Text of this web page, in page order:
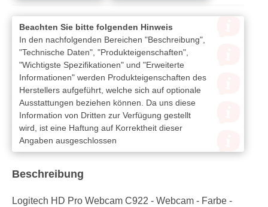
Beachten Sie bitte folgenden Hinweis
In den nachfolgenden Bereichen "Beschreibung",
"Technische Daten", "Produkteigenschaften",
"Wichtigste Spezifikationen" und "Erweiterte
Informationen" werden Produkteigenschaften des
Herstellers aufgeführt, welche sich auf optionale
Ausstattungen beziehen können. Da uns diese
Information von Dritten zur Verfügung gestellt
wird, ist eine Haftung auf Korrektheit dieser
Angaben ausgeschlossen
Beschreibung
Logitech HD Pro Webcam C922 - Webcam - Farbe -